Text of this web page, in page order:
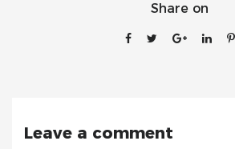
Share on
Leave a comment